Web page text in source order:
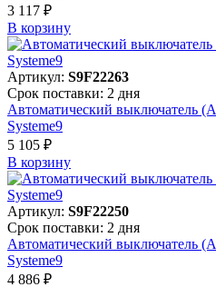
3 117 ₽
В корзинy
Артикул: S9F22263
Срок поставки: 2 дня
Автоматический выключатель
Systeme9
5 105 ₽
В корзинy
Артикул: S9F22250
Срок поставки: 2 дня
Автоматический выключатель
Systeme9
4 886 ₽